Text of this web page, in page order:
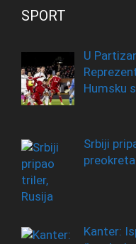
SPORT
U
Humsku
Srbiji
preokreta
Kanter: